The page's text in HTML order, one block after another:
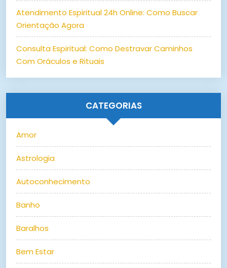
Atendimento Espiritual 24h Online: Como Buscar
Orientação Agora
Consulta Espiritual: Como Destravar Caminhos
Com Oráculos e Rituais
CATEGORIAS
Amor
Astrologia
Autoconhecimento
Banho
Baralhos
Bem Estar